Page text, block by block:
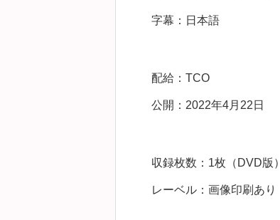
字幕：日本語
配給：TCO
公開：2022年4月22日
収録枚数：1枚（DVD版）
レーベル：画像印刷あり